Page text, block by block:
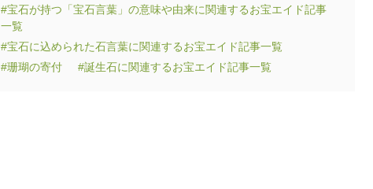
#宝石が持つ「宝石言葉」の意味や由来に関連するお宝エイド記事
一覧
#宝石に込められた石言葉に関連するお宝エイド記事一覧
#珊瑚の寄付
#誕生石に関連するお宝エイド記事一覧